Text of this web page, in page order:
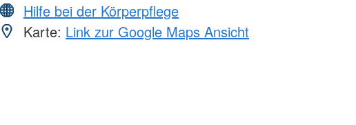
Hilfe bei der Körperpflege
Karte: Link zur Google Maps Ansicht